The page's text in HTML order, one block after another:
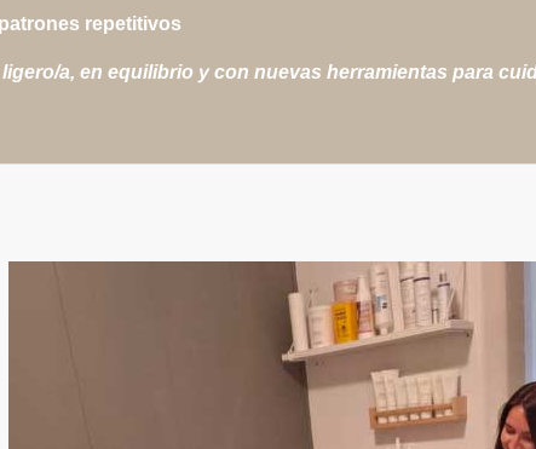
repetitivos
a, en equilibrio y con nuevas herramientas para